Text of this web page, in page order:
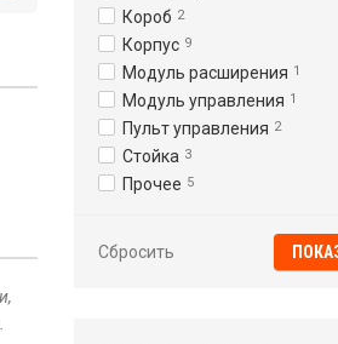
Короб 2
Корпус 9
Модуль расширения 1
Модуль управления 1
Пульт управления 2
Стойка 3
Прочее 5
Сбросить